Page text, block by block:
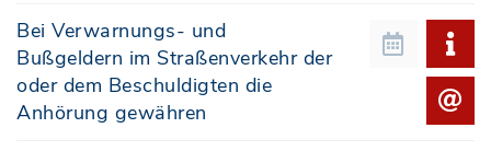
Bei Verwarnungs- und
Bußgeldern im Straßenverkehr der
oder dem Beschuldigten die
Anhörung gewähren